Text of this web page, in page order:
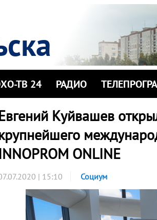
ТВ 24 РАДИО
Куйвашев
ONLINE
| 15:10 Социум